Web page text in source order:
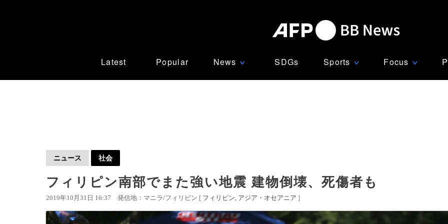
Latest Popular News ∨ SDGs Sports ∨ Focus ∨
ニュース 社会
フィリピン南部でまた強い地震 建物倒壊、死傷者も
2019年10月31日 16:37 発信地：マニラ/フィリピン [ フィリピン アジア・オセアニア ]